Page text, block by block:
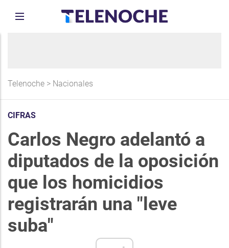
Telenoche > Nacionales
CIFRAS
Carlos Negro adelantó a
diputados de la oposición
que los homicidios
registrarán una "leve
suba"